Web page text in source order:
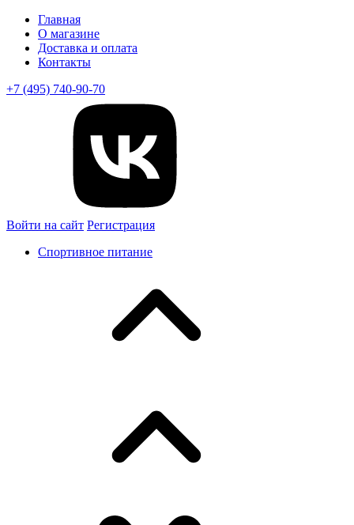
Главная
О магазине
Доставка и оплата
Контакты
+7 (495) 740-90-70
Войти на сайт Регистрация
Спортивное питание